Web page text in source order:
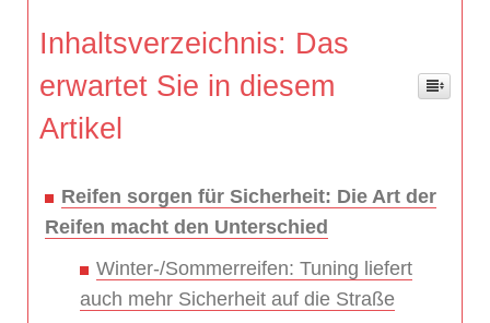
Inhaltsverzeichnis: Das
erwartet Sie in diesem
Artikel
Reifen sorgen für Sicherheit: Die Art der
Reifen macht den Unterschied
Winter-/Sommerreifen: Tuning liefert
auch mehr Sicherheit auf die Straße